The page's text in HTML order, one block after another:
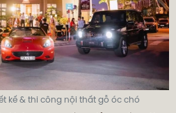
kế & thi công nội thất gỗ óc chó